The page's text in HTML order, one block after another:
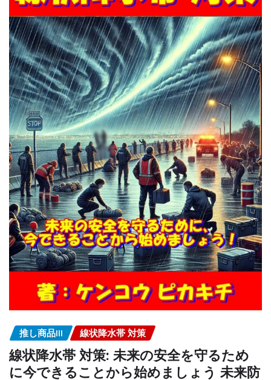
推し商品III 線状降水帯 対策
線状降水帯 対策: 未来の安全を守るため
に今できることから始めましょう 未来防